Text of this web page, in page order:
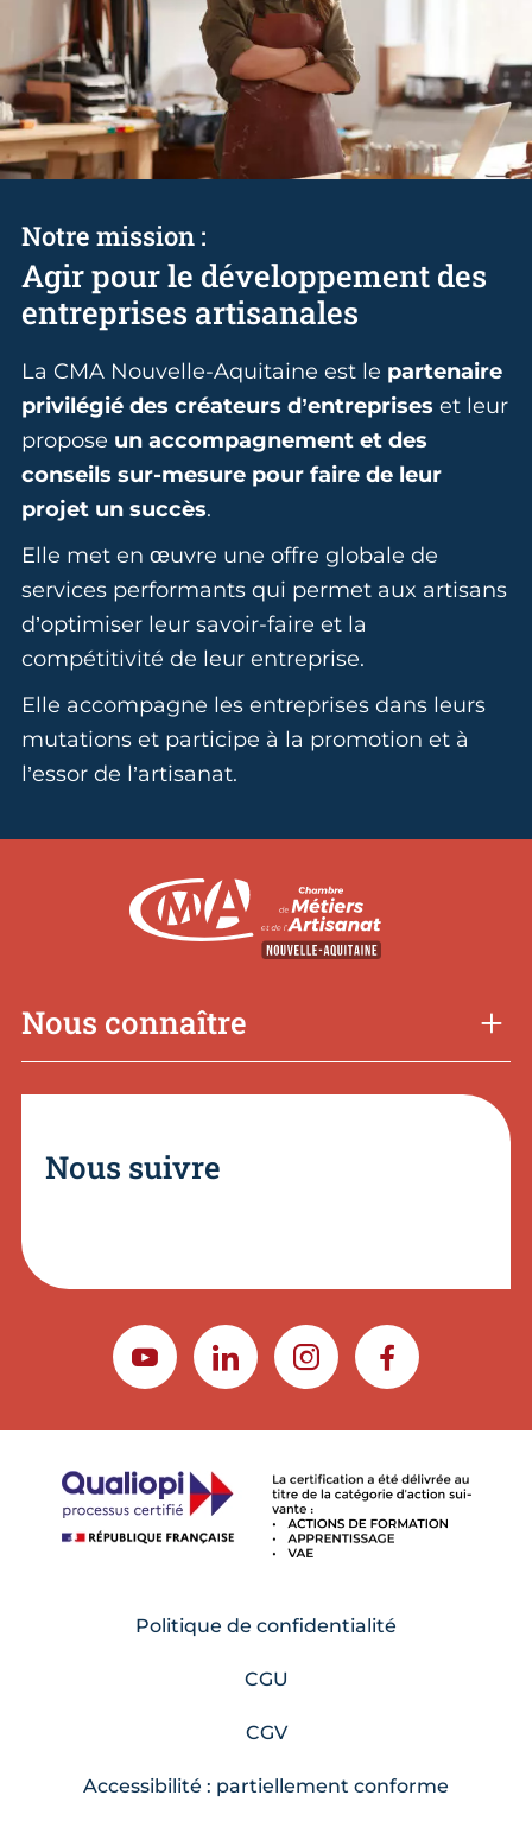
Agir pour le développement des
entreprises artisanales
Notre mission :
La CMA Nouvelle-Aquitaine est le partenaire
privilégié des créateurs d’entreprises et leur
propose un accompagnement et des
conseils sur-mesure pour faire de leur
projet un succès.
Elle met en œuvre une offre globale de
services performants qui permet aux artisans
d’optimiser leur savoir-faire et la
compétitivité de leur entreprise.
Elle accompagne les entreprises dans leurs
mutations et participe à la promotion et à
l’essor de l’artisanat.
Nous connaître
Nous suivre
YOUTUBELINKEDININSTAGRAMFACEBOOK
Politique de confidentialité
CGU
CGV
Accessibilité : partiellement conforme